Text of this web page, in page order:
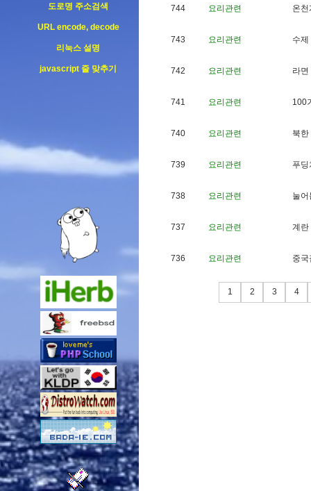
도로명 주소검색
URL encode, decode
리눅스 설명
javascript 줄 맞추기
744 요리관련 온천
743 요리관련 수제
742 요리관련 라면
741 요리관련 100
740 요리관련 북한
739 요리관련 푸딩
738 요리관련 눌어
737 요리관련 계 란
736 요리관련 중국
1 2 3 4